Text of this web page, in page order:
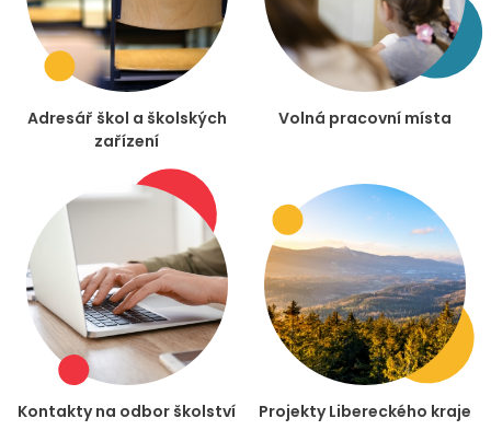
Adresář škol a školských
zařízení
Volná pracovní místa
Kontakty na odbor školství Projekty Libereckého kraje